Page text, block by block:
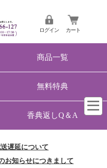
ログイン カート
商品一覧
無料特典
香典返しQ＆A
遅延について
お知らせにつきまして